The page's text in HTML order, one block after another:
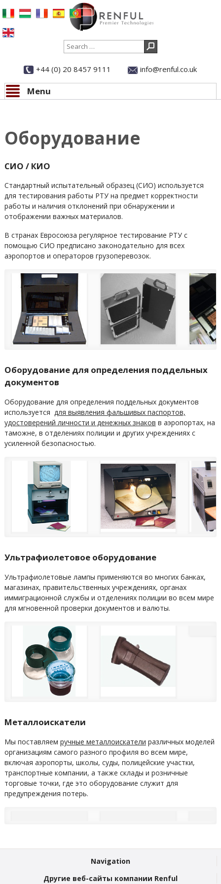
Search
+44 (0) 20 8457 9111 info@renful.co.uk
Menu
Оборудование
СИО / КИО
Стандартный испытательный образец (СИО) используется
для тестирования работы РТУ на предмет корректности
работы и наличия отклонений при обнаружении и
отображении важных материалов.
В странах Евросоюза регулярное тестирование РТУ с
помощью СИО предписано законодательно для всех
аэропортов и операторов грузоперевозок.
Оборудование для определения поддельных
документов
Оборудование для определения поддельных документов
используется для выявления фальшивых паспортов,
удостоверений личности и денежных знаков в аэропортах, на
таможне, в отделениях полиции и других учреждениях с
усиленной безопасностью.
Ультрафиолетовое оборудование
Ультрафиолетовые лампы применяются во многих банках,
магазинах, правительственных учреждениях, органах
иммиграционной службы и отделениях полиции во всем мире
для мгновенной проверки документов и валюты.
Металлоискатели
Мы поставляем ручные металлоискатели различных моделей
организациям самого разного профиля во всем мире,
включая аэропорты, школы, суды, полицейские участки,
транспортные компании, а также склады и розничные
торговые точки, где это оборудование служит для
предупреждения потерь.
Navigation
Другие веб-сайты компании Renful